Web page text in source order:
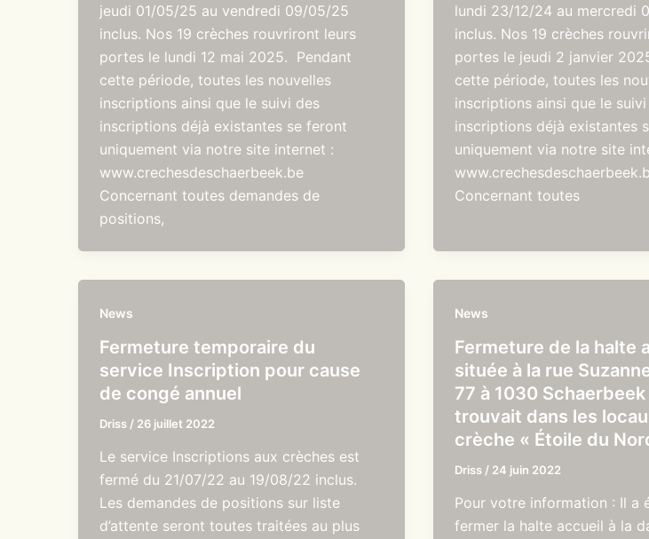
jeudi 01/05/25 au vendredi 09/05/25
inclus. Nos 19 crèches rouvriront leurs
portes le lundi 12 mai 2025. Pendant
cette période, toutes les nouvelles
inscriptions ainsi que le suivi des
inscriptions déjà existantes se feront
uniquement via notre site internet :
www.crechesdeschaerbeek.be
Concernant toutes demandes de
positions,
lundi 23/12/24 au mercredi
inclus. Nos 19 crèches
portes le jeudi 2 janvier
cette période, toutes les
inscriptions ainsi que le
inscriptions déjà existantes
uniquement via notre site
Concernant toutes
News
Fermeture temporaire du
service Inscription pour cause
de congé annuel
Driss / 26 juillet 2022
Le service Inscriptions aux crèches est
fermé du 21/07/22 au 19/08/22 inclus.
Les demandes de positions sur liste
d’attente seront toutes traitées au plus
News
Fermeture de la halte
située à la rue
77 à 1030
trouvait dans les
crèche « Étoile du
Driss / 24 juin 2022
Pour votre information : Il a
fermer la halte accueil à la